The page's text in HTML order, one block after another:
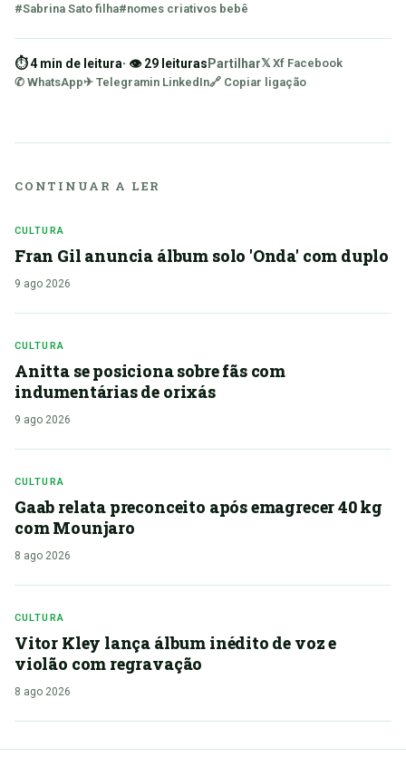
#Sabrina Sato filha#nomes criativos bebê
⏱ 4 min de leitura· 👁 29 leituras Partilhar𝕏 Xf Facebook
✆ WhatsApp✈ Telegramin LinkedIn🔗 Copiar ligação
CONTINUAR A LER
CULTURA
Fran Gil anuncia álbum solo 'Onda' com duplo
9 ago 2026
CULTURA
Anitta se posiciona sobre fãs com
indumentárias de orixás
9 ago 2026
CULTURA
Gaab relata preconceito após emagrecer 40 kg
com Mounjaro
8 ago 2026
CULTURA
Vitor Kley lança álbum inédito de voz e
violão com regravação
8 ago 2026